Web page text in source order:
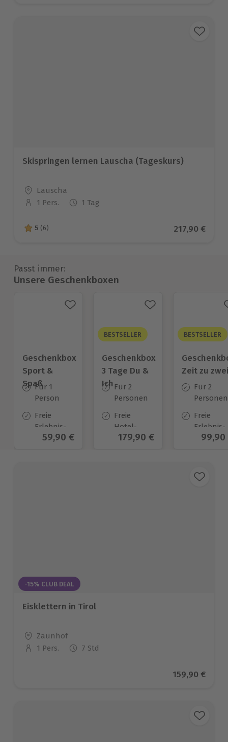
Skispringen lernen Lauscha (Tageskurs)
Standort
Lauscha
Anzahl der Teilnehmer
1 Pers. 1 Tag
5 von 5 Sternen basierend auf 6 Bewertungen
5 (6) Aktueller
217,90 €
Passt immer:
Unsere Geschenkboxen
Geschenkbox
Sport &
SpaßFür 1
Person
Freie
Erlebnis-
Auswahl
Aktueller Preis
59,90 €
BESTSELLER
Geschenkbox
3 Tage Du &
Ich Für 2
Personen
Freie
Hotel-
Auswahl
Aktueller Preis
179,90 €
BESTSELLER
Zeit zu
Für 2
Personen
Freie
Erlebnis-
Auswahl
99,90
-15% CLUB DEAL
Eisklettern in Tirol
Standort
Zaunhof
Anzahl der Teilnehmer
1 Pers. 7 Std
Aktueller
159,90 €